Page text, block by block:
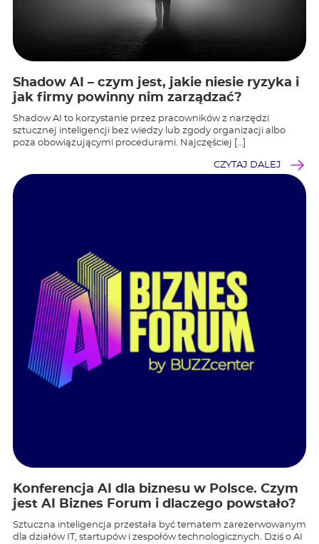
Shadow AI – czym jest, jakie niesie ryzyka i
jak firmy powinny nim zarządzać?
Shadow AI to korzystanie przez pracowników z narzędzi
sztucznej inteligencji bez wiedzy lub zgody organizacji albo
poza obowiązującymi procedurami. Najczęściej […]
CZYTAJ DALEJ
Konferencja AI dla biznesu w Polsce. Czym
jest AI Biznes Forum i dlaczego powstało?
Sztuczna inteligencja przestała być tematem zarezerwowanym
dla działów IT, startupów i zespołów technologicznych. Dziś o AI